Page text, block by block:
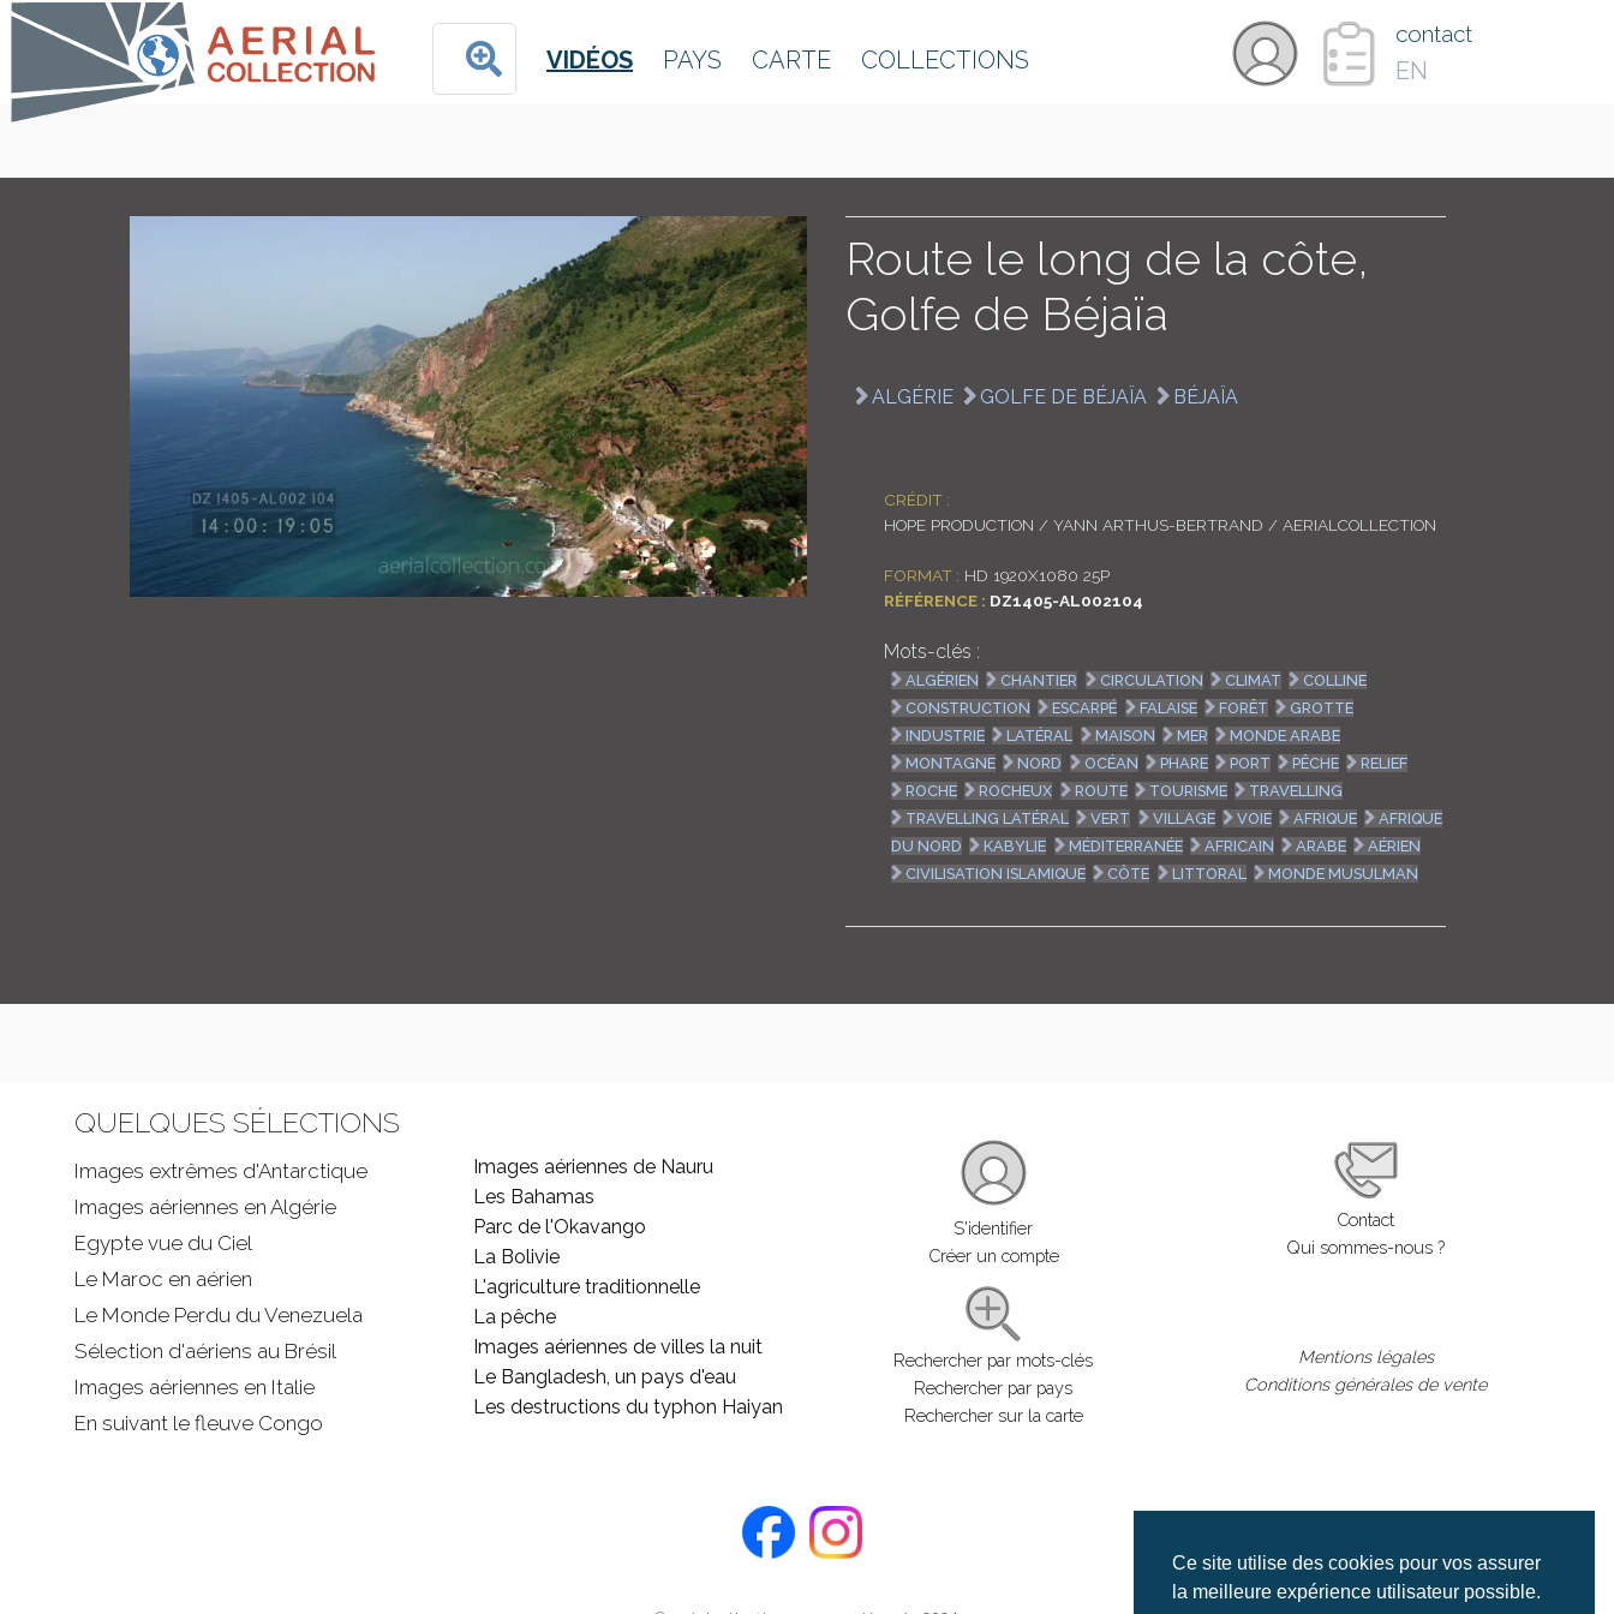
Ce site utilise des cookies pour vos assurer
la meilleure expérience utilisateur possible.
VIDÉOS PAYS CARTE COLLECTIONS
contact
EN
Route le long de la côte,
Golfe de Béjaïa
ALGÉRIE GOLFE DE BÉJAÏA BÉJAÏA
CRÉDIT :
HOPE PRODUCTION / YANN ARTHUS-BERTRAND / AERIALCOLLECTION
FORMAT : HD 1920X1080 25P
RÉFÉRENCE : DZ1405-AL002104
Mots-clés :
ALGÉRIEN CHANTIER CIRCULATION CLIMAT
COLLINE
CONSTRUCTION
ESCARPÉ FALAISE FORÊT
GROTTE
INDUSTRIE
LATÉRAL MAISON MER
MONDE ARABE
MONTAGNE
NORD OCÉAN PHARE PORT PÊCHE
RELIEF
ROCHE
ROCHEUX ROUTE TOURISME
TRAVELLING
TRAVELLING LATÉRAL
VERT VILLAGE VOIE AFRIQUE
AFRIQUE
DU NORD
KABYLIE MÉDITERRANÉE AFRICAIN ARABE
AÉRIEN
CIVILISATION ISLAMIQUE
CÔTE LITTORAL MONDE MUSULMAN
QUELQUES SÉLECTIONS
Images extrêmes d'Antarctique
Images aériennes en Algérie
Egypte vue du Ciel
Le Maroc en aérien
Le Monde Perdu du Venezuela
Sélection d'aériens au Brésil
Images aériennes en Italie
En suivant le fleuve Congo
Images aériennes de Nauru
Les Bahamas
Parc de l'Okavango
La Bolivie
L'agriculture traditionnelle
La pêche
Images aériennes de villes la nuit
Le Bangladesh, un pays d'eau
Les destructions du typhon Haiyan
S'identifier
Créer un compte
Rechercher par mots-clés
Rechercher par pays
Rechercher sur la carte
Contact
Qui sommes-nous ?
Mentions légales
Conditions générales de vente